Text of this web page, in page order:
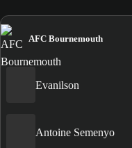
AFC Bournemouth
Evanilson
Antoine Semenyo